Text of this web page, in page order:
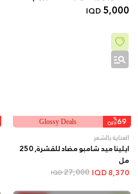
وشامبو
5,000
IQD
69
%
OFF
Glossy Deals
العناية بالشعر
ايلينا ميد شامبو مضاد للقشرة, 250
مل
8,370
27,000
IQD